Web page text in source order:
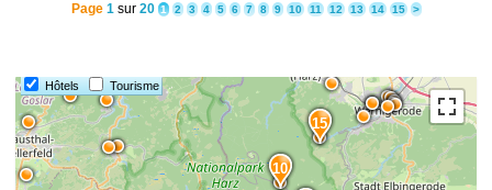
Page 1sur 20 1 2 3 4 5 6 7 8 9 10 11 12 13 14 15 >
Hôtels Tourisme
15
10